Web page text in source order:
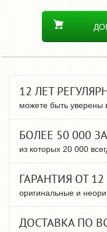
12 ЛЕТ
можете быть уверены
БОЛЕЕ 50 000
из которых 20 000
ГАРАНТИЯ ОТ
оригинальные и
ДОСТАВКА ПО